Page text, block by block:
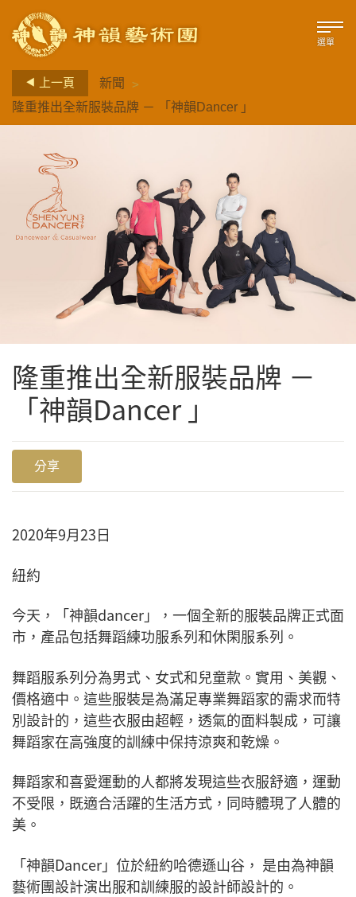
選單
上一頁 新聞 >
隆重推出全新服裝品牌 － 「神韻Dancer 」
隆重推出全新服裝品牌 －
「神韻Dancer 」
分享
2020年9月23日
紐約
今天，「神韻dancer」，一個全新的服裝品牌正式面
市，產品包括舞蹈練功服系列和休閑服系列。
舞蹈服系列分為男式、女式和兒童款。實用、美觀、
價格適中。這些服裝是為滿足專業舞蹈家的需求而特
別設計的，這些衣服由超輕，透氣的面料製成，可讓
舞蹈家在高強度的訓練中保持涼爽和乾燥。
舞蹈家和喜愛運動的人都將发現這些衣服舒適，運動
不受限，既適合活躍的生活方式，同時體現了人體的
美。
「神韻Dancer」位於紐約哈德遜山谷， 是由為神韻
藝術團設計演出服和訓練服的設計師設計的。